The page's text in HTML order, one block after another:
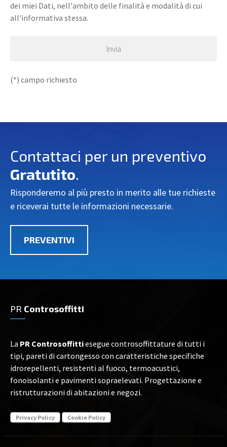
dei miei Dati, nell'ambito delle finalità e modalità di cui
all'informativa stessa.
(*) campo richiesto
Contattaci per un preventivo
Gratutito.
Risponderemo al più presto in merito alle tue richieste
e riceverai tutte le informazioni necessarie.
PREVENTIVI
PR Controsoffitti
La PR Controsoffittiesegue controsoffittature di tutti i
tipi, pareti di cartongesso con caratteristiche specifiche
idrorepellenti, resistenti al fuoco, termoacustici,
fonoisolanti e pavimenti sopraelevati. Progettazione e
ristrutturazioni di abitazioni e negozi.
Privacy Policy Cookie Policy